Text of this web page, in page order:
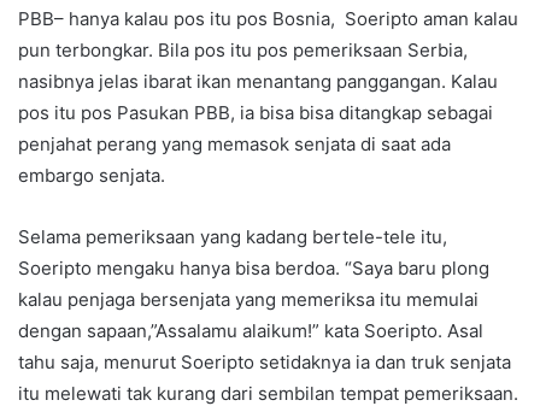
PBB– hanya kalau pos itu pos Bosnia, Soeripto aman kalau
pun terbongkar. Bila pos itu pos pemeriksaan Serbia,
nasibnya jelas ibarat ikan menantang panggangan. Kalau
pos itu pos Pasukan PBB, ia bisa bisa ditangkap sebagai
penjahat perang yang memasok senjata di saat ada
embargo senjata.
Selama pemeriksaan yang kadang bertele-tele itu,
Soeripto mengaku hanya bisa berdoa. “Saya baru plong
kalau penjaga bersenjata yang memeriksa itu memulai
dengan sapaan,”Assalamu alaikum!” kata Soeripto. Asal
tahu saja, menurut Soeripto setidaknya ia dan truk senjata
itu melewati tak kurang dari sembilan tempat pemeriksaan.